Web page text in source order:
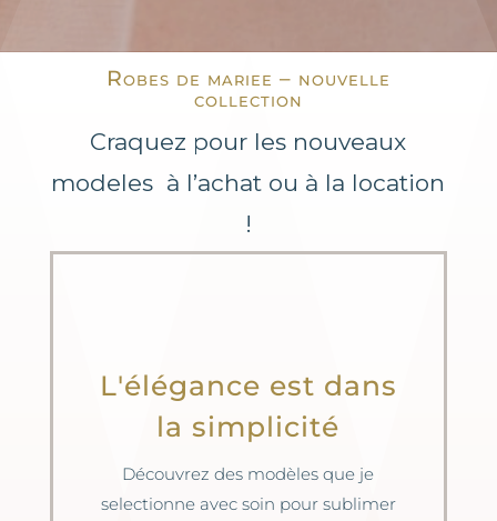
Robes de mariee – nouvelle
collection
Craquez pour les nouveaux
modeles à l’achat ou à la location
!
L'élégance est dans
la simplicité
Découvrez des modèles que je
selectionne avec soin pour sublimer